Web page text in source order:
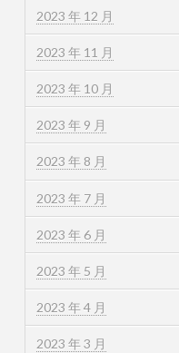
2023 年 12 月
2023 年 11 月
2023 年 10 月
2023 年 9 月
2023 年 8 月
2023 年 7 月
2023 年 6 月
2023 年 5 月
2023 年 4 月
2023 年 3 月